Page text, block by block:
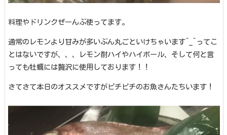
料理やドリンクぜーんぶ使ってます。
通常のレモンより甘みが多いぶん丸ごといけちゃいます^_^ってこ
とはないですが、、、レモン酎ハイやハイボール、そして何と言
っても牡蠣には贅沢に使用しております！！
さてさて本日のオススメですがピチピチのお魚さんたちいます！